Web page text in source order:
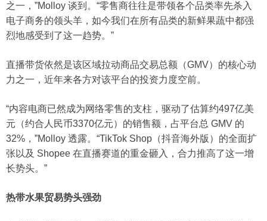
之一，”Molloy 谈到。“零售商往往是带领各个品类率先杀入
电子商务的领头羊，如今我们在所有品类的新鲜果蔬中都强
烈地感受到了这一趋势。”
直播带货依然是该区域拉动商品交易总额（GMV）的核心动
力之一，近年来各方对该平台的投资力度空前。
“内容电商已然成为网络零售的支柱，驱动了估算约497亿美
元（约合人民币3370亿元）的销售额，占平台总 GMV 的
32%，”Molloy 透露。“TikTok Shop（抖音海外版）的全面扩
张以及 Shopee 在直播赛道的重金砸入，合力推高了这一增
长势头。”
热带水果贸易势头强劲